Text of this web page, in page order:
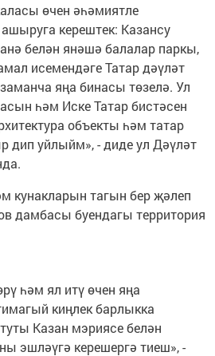
өчен әһәмиятле
керештек: Казансу
белән янәшә балалар паркы,
исемендәге Татар дәүләт
яңа бинасы төзелә. Ул
һәм Иске Татар бистәсен
объекты һәм татар
дип уйлыйм», - диде ул Дәүләт
кунакларын тагын бер җәлеп
дамбасы буендагы территория
һәм ял итү өчен яңа
киңлек барлыкка
Казан мэриясе белән
эшләүгә керешергә тиеш», -